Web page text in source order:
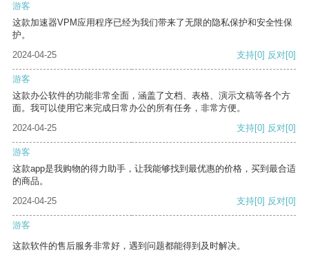
游客
这款加速器VPM应用程序已经为我们带来了无限的隐私保护和安全性保
护。
2024-04-25
支持[0] 反对[0]
游客
这款办公软件的功能非常全面，涵盖了文档、表格、演示文稿等各个方
面。我可以使用它来完成日常办公的所有任务，非常方便。
2024-04-25
支持[0] 反对[0]
游客
这款app是我购物的得力助手，让我能够找到最优惠的价格，买到最合适
的商品。
2024-04-25
支持[0] 反对[0]
游客
这款软件的售后服务非常好，遇到问题都能得到及时解决。